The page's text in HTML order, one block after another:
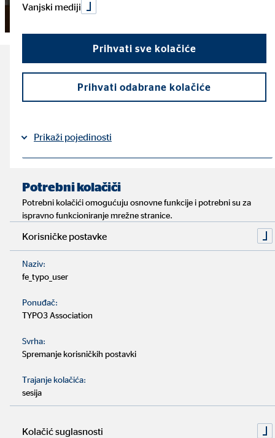
Ovo su najvažnije činjenice
o mjesečnim fiksnim
kućanstva.
Vrijeme čitanja: približno 4 minuta
Za realan pregled vlastitih troškova, bitno je znati koliko
iznose fiksni mjesečni troškovi u tvojem kućanstvu.
Fiksni troškovi podrazumijevaju sve ono što plaćaš
restorane do slobodnih aktivnosti i kupovine.
Koliko bi mjesečni troškovi trebali iznositi ovisi o tvojim
mjesečnim prihodima. Pravilo 50-30-20 pomaže ti
procijeniti kako raspodijeliti mjesečni budžet.
Vanjski mediji
Prihvati sve kolačiće
Prihvati odabrane kolačiće
Prikaži pojedinosti
Potrebni kolačiči
Potrebni kolačići omogućuju osnovne funkcije i potrebni su za
ispravno funkcioniranje mrežne stranice.
Korisničke postavke
Naziv:
fe_typo_user
Ponuđač:
TYPO3 Association
Svrha:
Spremanje korisničkih postavki
Trajanje kolačića:
sesija
Kolačić suglasnosti